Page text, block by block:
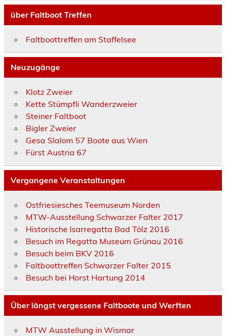
über Faltboot Treffen
Faltboottreffen am Staffelsee
Neuzugänge
Klotz Zweier
Kette Stümpfli Wanderzweier
Steiner Faltboot
Bigler Zweier
Gesa Slalom 57 Boote aus Wien
Fürst Austria 67
Vergangene Veranstaltungen
Ostfriesiesches Teemuseum Norden
MTW-Ausstellung Schwarzer Falter 2017
Historische Isarregatta Bad Tölz 2016
Besuch im Regatta Museum Grünau 2016
Besuch beim BKV 2016
Faltboottreffen Schwarzer Falter 2015
Besuch bei Horst Hartung 2014
Über längst vergessene Faltboote und Werften
MTW Ausstellung in Wismar